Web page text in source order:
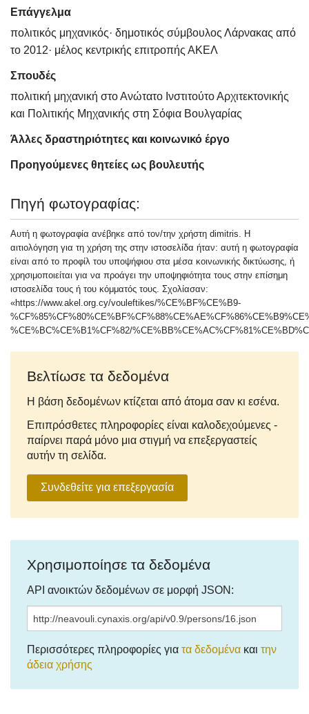
Επάγγελμα
πολιτικός μηχανικός· δημοτικός σύμβουλος Λάρνακας από
το 2012· μέλος κεντρικής επιτροπής ΑΚΕΛ
Σπουδές
πολιτική μηχανική στο Ανώτατο Ινστιτούτο Αρχιτεκτονικής
και Πολιτικής Μηχανικής στη Σόφια Βουλγαρίας
Άλλες δραστηριότητες και κοινωνικό έργο
Προηγούμενες θητείες ως βουλευτής
Πηγή φωτογραφίας:
Αυτή η φωτογραφία ανέβηκε από τον/την χρήστη dimitris. Η
αιτιολόγηση για τη χρήση της στην ιστοσελίδα ήταν: αυτή η φωτογραφία
είναι από το προφίλ του υποψήφιου στα μέσα κοινωνικής δικτύωσης, ή
χρησιμοποιείται για να προάγει την υποψηφιότητα τους στην επίσημη
ιστοσελίδα τους ή του κόμματός τους. Σχολίασαν:
«https://www.akel.org.cy/vouleftikes/%CE%BF%CE%B9-
%CE%BC%CE%B1%CF%82/
Βελτίωσε τα δεδομένα
Η βάση δεδομένων κτίζεται από άτομα σαν κι εσένα.
Επιπρόσθετες πληροφορίες είναι καλοδεχούμενες -
παίρνει παρά μόνο μια στιγμή να επεξεργαστείς
αυτήν τη σελίδα.
Συνδεθείτε για επεξεργασία
Χρησιμοποίησε τα δεδομένα
API ανοικτών δεδομένων σε μορφή JSON:
Περισσότερες πληροφορίες για τα δεδομένα και την
άδεια χρήσης